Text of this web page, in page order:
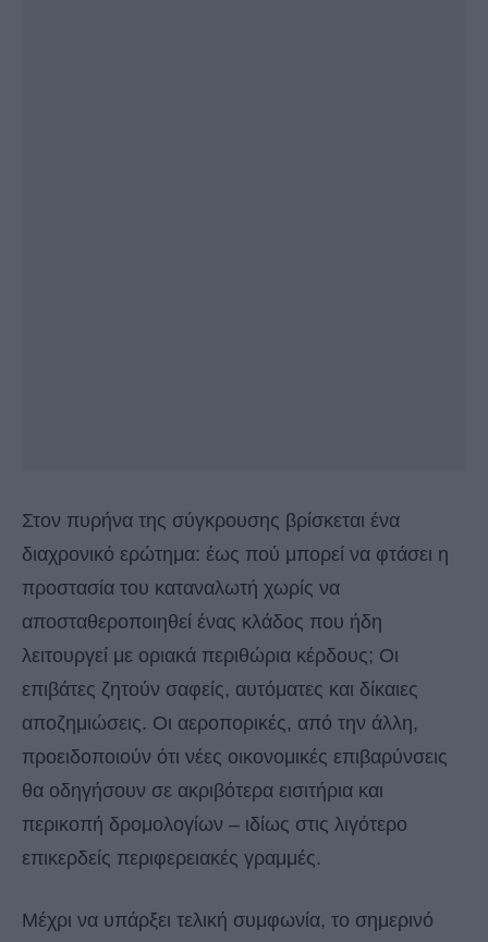
Στον πυρήνα της σύγκρουσης βρίσκεται ένα
διαχρονικό ερώτημα: έως πού μπορεί να φτάσει η
προστασία του καταναλωτή χωρίς να
αποσταθεροποιηθεί ένας κλάδος που ήδη
λειτουργεί με οριακά περιθώρια κέρδους; Οι
επιβάτες ζητούν σαφείς, αυτόματες και δίκαιες
αποζημιώσεις. Οι αεροπορικές, από την άλλη,
προειδοποιούν ότι νέες οικονομικές επιβαρύνσεις
θα οδηγήσουν σε ακριβότερα εισιτήρια και
περικοπή δρομολογίων – ιδίως στις λιγότερο
επικερδείς περιφερειακές γραμμές.
Μέχρι να υπάρξει τελική συμφωνία, το σημερινό